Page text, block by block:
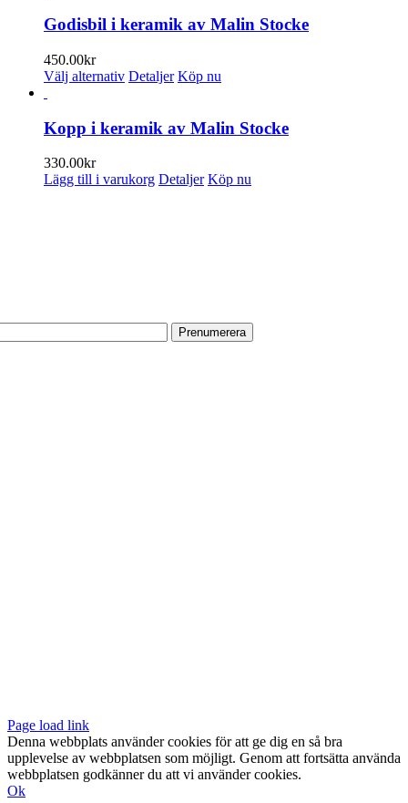
har
flera
De
olika
väljas
Godisbil i keramik av Malin Stocke
450.00kr
Välj alternativ Den
har
flera
De
olika
Detaljer Köp nu
Kopp i keramik av Malin Stocke
330.00kr
Lägg till i varukorg Detaljer Köp nu
Page load link
Denna webbplats använder cookies för att ge dig en så bra
upplevelse av webbplatsen som möjligt. Genom att fortsätta använda
webbplatsen godkänner du att vi använder cookies.
Ok